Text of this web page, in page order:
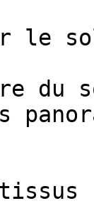
le
du